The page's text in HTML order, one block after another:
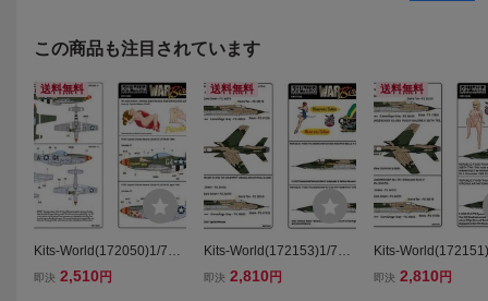
この商品も注目されています
送料無料
Kits-World(172050)1/72
North-American P-51D M
即決 2,510 円
送料無料
Kits-World(172153)1/72 F
105D THUNDERCHIEF
即決 2,810 円
送料無料
Kits-
REPUBLIC F-
即決 2,810 円